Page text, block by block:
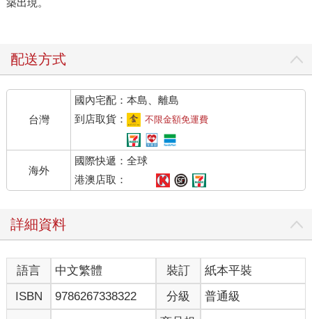
築出現。
配送方式
台灣
國內宅配：本島、離島
到店取貨：
不限金額免運費
海外
國際快遞：全球
港澳店取：
詳細資料
語言 中文繁體 裝訂
紙本平裝
ISBN
9786267338322 分級 普通級